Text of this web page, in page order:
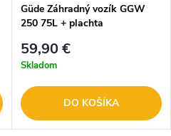
Güde Záhradný vozík GGW
250 75L + plachta
59,90 €
Skladom
DO KOŠÍKA